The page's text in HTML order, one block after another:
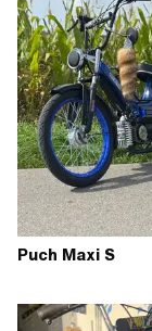
Puch Maxi S